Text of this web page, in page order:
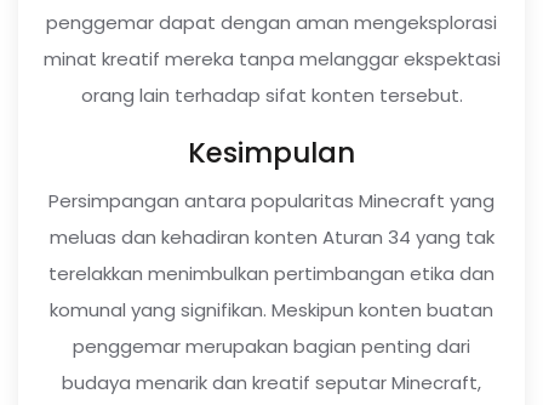
penggemar dapat dengan aman mengeksplorasi
minat kreatif mereka tanpa melanggar ekspektasi
orang lain terhadap sifat konten tersebut.
Kesimpulan
Persimpangan antara popularitas Minecraft yang
meluas dan kehadiran konten Aturan 34 yang tak
terelakkan menimbulkan pertimbangan etika dan
komunal yang signifikan. Meskipun konten buatan
penggemar merupakan bagian penting dari
budaya menarik dan kreatif seputar Minecraft,